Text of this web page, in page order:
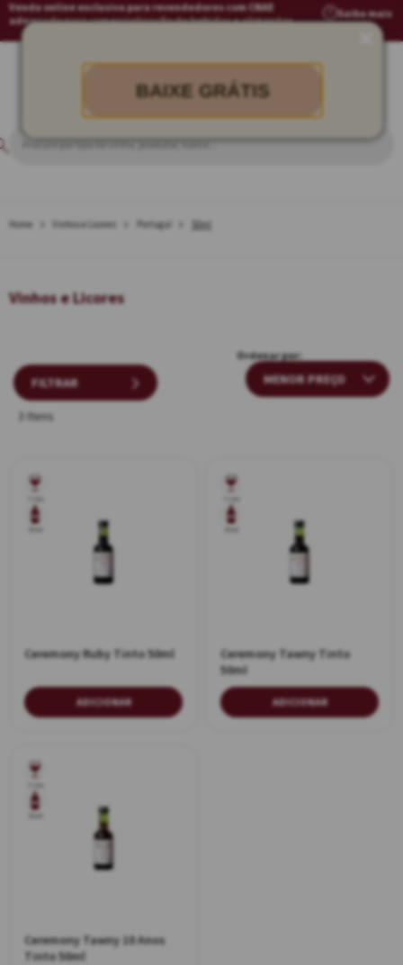
BAIXE GRÁTIS
Venda online exclusiva para revendedores com CNAE
adequado para comercialização de bebidas e alimentos
Saiba mais
Vinhos e Licores Portugal 50ml
Vinhos e Licores
3 Itens
FILTRAR
Ordenar por:
Ceremony Ruby Tinto 50ml
ADICIONAR
Ceremony Tawny Tinto
50ml
ADICIONAR
Ceremony Tawny 10 Anos
Tinto 50ml